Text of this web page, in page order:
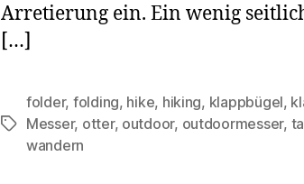
Arretierung ein. Ein wenig
[…]
Schlagwörter
folder, folding, hike, hiking, klappbügel,
Messer, otter, outdoor, outdoormesser,
wandern